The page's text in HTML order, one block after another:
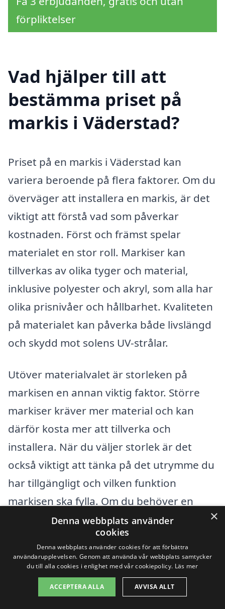
förpliktelser
Vad hjälper till att
bestämma priset på
markis i Väderstad?
Priset på en markis i Väderstad kan
variera beroende på flera faktorer. Om du
överväger att installera en markis, är det
viktigt att förstå vad som påverkar
kostnaden. Först och främst spelar
materialet en stor roll. Markiser kan
tillverkas av olika tyger och material,
inklusive polyester och akryl, som alla har
olika prisnivåer och hållbarhet. Kvaliteten
på materialet kan påverka både livslängd
och skydd mot solens UV-strålar.
Utöver materialvalet är storleken på
markisen en annan viktig faktor. Större
markiser kräver mer material och kan
därför kosta mer att tillverka och
installera. När du väljer storlek är det
också viktigt att tänka på det utrymme du
har tillgängligt och vilken funktion
markisen ska fylla. Om du behöver en
markis som skyddar en stor altan eller en
liten balkong kommer priset sannolikt att
skilja sig åt.
Typ av markis:Det finns många typer
×
Denna webbplats använder
cookies
Denna webbplats använder cookies för att förbättra
användarupplevelsen. Genom att använda vår webbplats samtycker
du till alla cookies i enlighet med vår cookiepolicy. Läs mer
ACCEPTERA ALLA AVVISA ALLT